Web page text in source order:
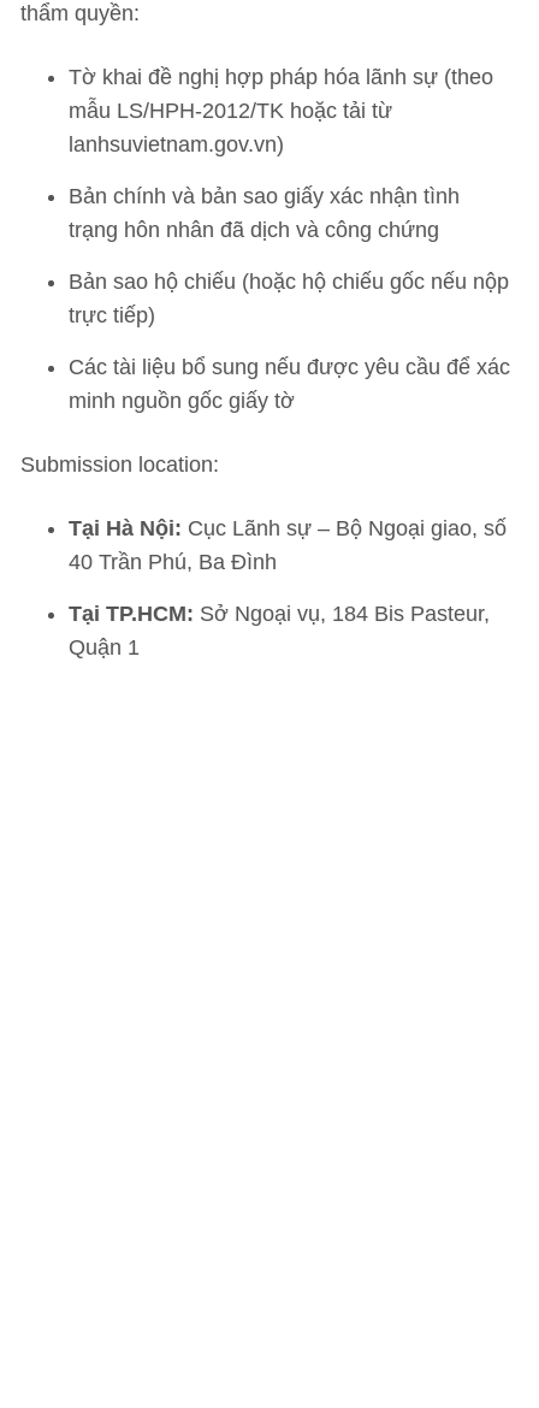
thẩm quyền:
Tờ khai đề nghị hợp pháp hóa lãnh sự (theo
mẫu LS/HPH-2012/TK hoặc tải từ
lanhsuvietnam.gov.vn)
Bản chính và bản sao giấy xác nhận tình
trạng hôn nhân đã dịch và công chứng
Bản sao hộ chiếu (hoặc hộ chiếu gốc nếu nộp
trực tiếp)
Các tài liệu bổ sung nếu được yêu cầu để xác
minh nguồn gốc giấy tờ
Submission location:
Tại Hà Nội: Cục Lãnh sự – Bộ Ngoại giao, số
40 Trần Phú, Ba Đình
Tại TP.HCM: Sở Ngoại vụ, 184 Bis Pasteur,
Quận 1